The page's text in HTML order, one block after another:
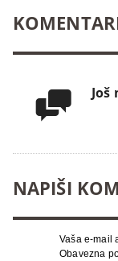

NAPIŠI
Vaša e-mail
Obavezna